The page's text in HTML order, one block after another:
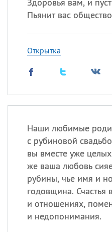
Пьянит вас
Открытка
Наши любимые
с рубиновой
вы вместе уже
же ваша любовь
рубины, чье имя и
годовщина. Счастья
и отношениях,
и недопонимания.